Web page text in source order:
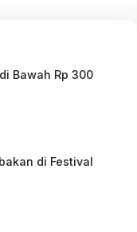
Bawah Rp 300
di Festival